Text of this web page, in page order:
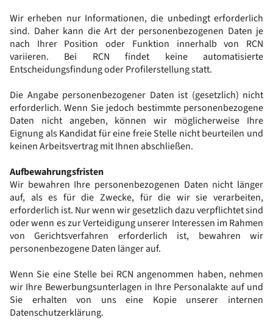
Wir erheben nur Informationen, die unbedingt erforderlich
sind. Daher kann die Art der personenbezogenen Daten je
nach Ihrer Position oder Funktion innerhalb von RCN
variieren. Bei RCN findet keine automatisierte
Entscheidungsfindung oder Profilerstellung statt.
Die Angabe personenbezogener Daten ist (gesetzlich) nicht
erforderlich. Wenn Sie jedoch bestimmte personenbezogene
Daten nicht angeben, können wir möglicherweise Ihre
Eignung als Kandidat für eine freie Stelle nicht beurteilen und
keinen Arbeitsvertrag mit Ihnen abschließen.
Aufbewahrungsfristen
Wir bewahren Ihre personenbezogenen Daten nicht länger
auf, als es für die Zwecke, für die wir sie verarbeiten,
erforderlich ist. Nur wenn wir gesetzlich dazu verpflichtet sind
oder wenn es zur Verteidigung unserer Interessen im Rahmen
von Gerichtsverfahren erforderlich ist, bewahren wir
personenbezogene Daten länger auf.
Wenn Sie eine Stelle bei RCN angenommen haben, nehmen
wir Ihre Bewerbungsunterlagen in Ihre Personalakte auf und
Sie erhalten von uns eine Kopie unserer internen
Datenschutzerklärung.